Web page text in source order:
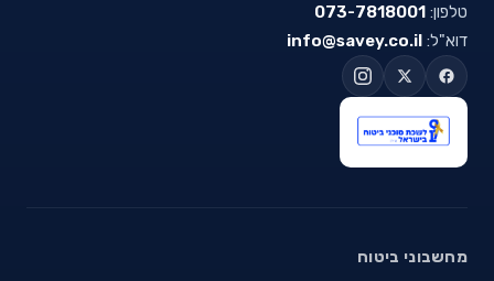
טלפון: 073-7818001
דוא"ל: info@savey.co.il
מחשבוני ביטוח